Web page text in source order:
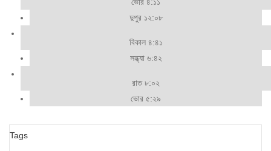
দুপুর ১২:০৮
বিকাল ৪:৪১
সন্ধ্যা ৬:৪২
রাত ৮:০২
ভোর ৫:২৯
Tags